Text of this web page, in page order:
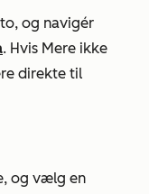
og navigér
. Hvis Mere ikke
direkte til
og vælg en